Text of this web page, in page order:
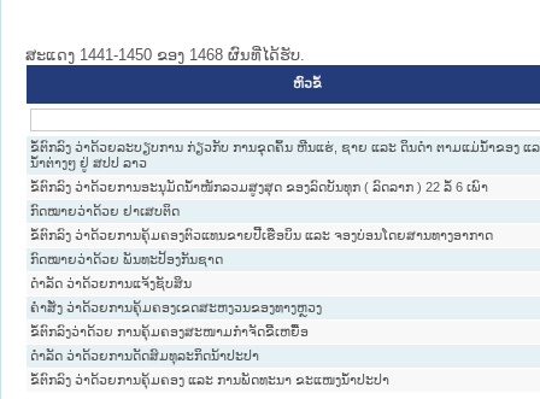
ສະແດງ 1441-1450 ຂອງ 1468 ຜົນທີ່ໄດ້ຮັບ.
ຫົວຂໍ້
ຂໍ້ຕົກລົງ ວ່າດ້ວຍລະບຽບການ ກ່ຽວກັບ ການຂຸດຄົ້ນ ຫີນແຮ່, ຊາຍ ແລະ ດິນດໍາ ຕາມແມ່ນໍ້າຂອງ ແ
ນໍ້າຕ່າງໆ ຢູ່ ສປປ ລາວ
ຂໍ້ຕົກລົງ ວ່າດ້ວຍການອະນຸມັດນ້ຳໜັກລວມສູງສຸດ ຂອງລົດບັນທຸກ ( ລົດລາກ ) 22 ລໍ້ 6 ເພົາ
ກົດໝາຍວ່າດ້ວຍ ຢາເສບຕິດ
ຂໍ້ຕົກລົງ ວ່າດ້ວຍການຄຸ້ມຄອງຕົວແທນຂາຍປີ້ເຮືອບິນ ແລະ ຈອງບ່ອນໂດຍສານທາງອາກາດ
ກົດໝາຍວ່າດ້ວຍ ພັນທະປ້ອງກັນຊາດ
ດຳລັດ ວ່າດ້ວຍການແຈ້ງຊັບສິນ
ຄຳສັ່ງ ວ່າດ້ວຍການຄຸ້ມຄອງເຂດສະຫງວນຂອງທາງຫຼວງ
ຂໍ້ຕົກລົງວ່າດ້ວຍ ການຄຸ້ມຄອງສະໜາມກຳຈັດຂີ້ເຫຍື້ອ
ດຳລັດ ວ່າດ້ວຍການດັດສົມທຸລະກິດນ້າປະປາ
ຂໍ້ຕົກລົງ ວ່າດ້ວຍການຄຸ້ມຄອງ ແລະ ການພັດທະນາ ຂະແໜງນ້ຳປະປາ